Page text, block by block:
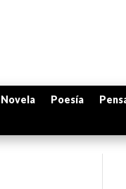
Novela Poesía